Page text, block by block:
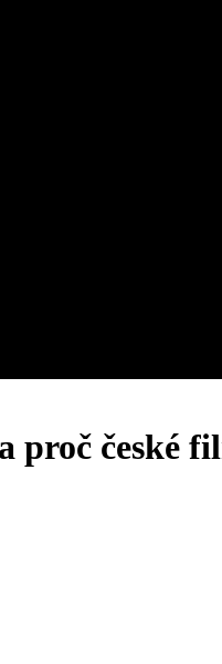
české